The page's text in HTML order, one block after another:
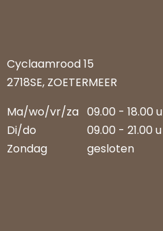
Cyclaamrood 15
2718SE, ZOETERMEER
Ma/wo/vr/za 09.00 - 18.00 u
Di/do
09.00 - 21.00 u
Zondag
gesloten